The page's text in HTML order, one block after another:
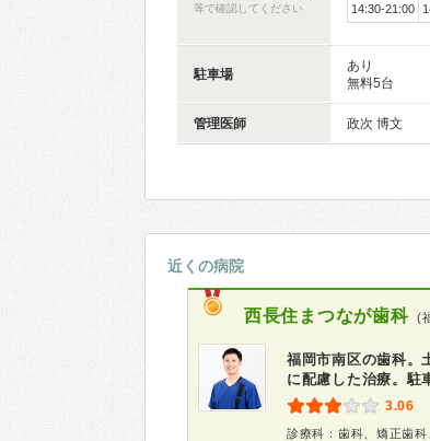
等で確認してください
14:30-21:00
駐車場
あり
無料5台
管理医師 政次 博文
近くの病院
西長住まつなが歯科 (
福岡市南区の歯科。
に配慮した治療。駐
3.06
診療科：歯科、矯正歯